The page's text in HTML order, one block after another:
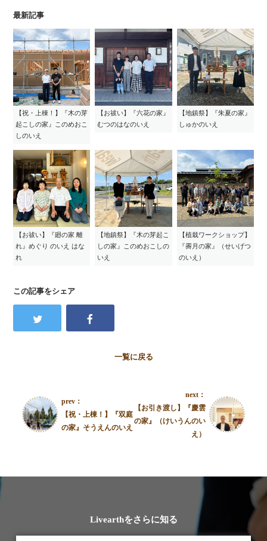
最新記事
【祝・上棟！】『木の芽
起こしの家』このめおこ
しのいえ
【お祓い】『六花の家』
むつのはなのいえ
【地鎮祭】『朱夏の家』
しゅかのいえ
【お祓い】『廻の家 離
れ』めぐり のいえ はな
れ
【地鎮祭】『木の芽起こ
しの家』このめおこしの
いえ
【植栽ワークショップ】
『霽月の家』（せいげつ
のいえ）
この記事をシェア
一覧に戻る
prev：
【祝・上棟！】『双庭
の家』そうえんのいえ
next：
【お引き渡し】『慶雲
の家』（けいうんのい
え）
Livearthをさらに知る